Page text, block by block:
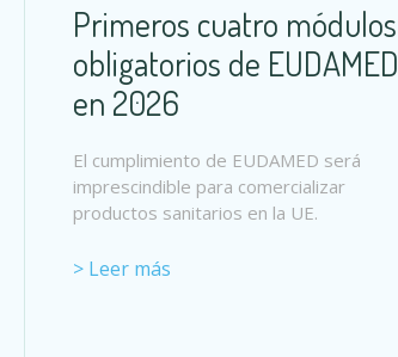
Primeros cuatro módulos
obligatorios de EUDAMED
en 2026
El cumplimiento de EUDAMED será
imprescindible para comercializar
productos sanitarios en la UE.
> Leer más